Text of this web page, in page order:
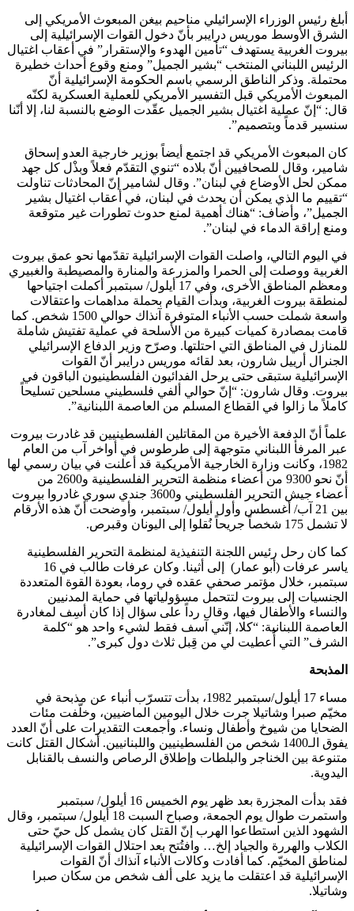
أبلغ رئيس الوزراء الإسرائيلي مناحيم بيغن المبعوث الأمريكي إلى
الشرق الأوسط موريس درايبر بأنّ دخول القوات الإسرائيلية إلى
بيروت الغربية يستهدف “تأمين الهدوء والإستقرار” في أعقاب اغتيال
الرئيس اللبناني المنتخب “بشير الجميل” ومنع وقوع أحداث خطيرة
محتملة. وذكر الناطق الرسمي باسم الحكومة الإسرائيلية أنّ
المبعوث الأمريكي قبل التفسير الأمريكي للعملية العسكرية لكنّه
قال: “إنّ عملية اغتيال بشير الجميل عقّدت الوضع بالنسبة لنا، إلا أنّنا
سنسير قدماً وبتصميم”.
كان المبعوث الأمريكي قد اجتمع أيضاً بوزير خارجية العدو إسحاق
شامير، وقال للصحافيين أنّ بلاده “تنوي التقدّم فعلاً وبذْل كل جهد
ممكن لحل الأوضاع في لبنان”. وقال لشامير إنّ المحادثات تناولت
“تقييم ما الذي يمكن أن يحدث في لبنان، في أعقاب اغتيال بشير
الجميل”، وأضاف: “هناك أهمية لمنع حدوث تطورات غير متوقعة
ومنع إراقة الدماء في لبنان”.
في اليوم التالي، واصلت القوات الإسرائيلية تقدّمها نحو عمق بيروت
الغربية ووصلت إلى الحمرا والمزرعة والمنارة والمصيطبة والغبيري
ومعظم المناطق الأخرى، وفي 17 أيلول/ سبتمبر أكملت اجتياحها
لمنطقة بيروت الغربية، وبدأت القيام بحملة مداهمات واعتقالات
واسعة شملت حسب الأنباء المتوفرة آنذاك حوالي 1500 شخص. كما
قامت بمصادرة كميات كبيرة من الأسلحة في عملية تفتيش شاملة
للمنازل في المناطق التي احتلتها. وصرّح وزير الدفاع الإسرائيلي
الجنرال أرييل شارون، بعد لقائه موريس درايبر أنّ القوات
الإسرائيلية ستبقى حتى يرحل الفدائيون الفلسطينيون الباقون في
بيروت. وقال شارون: “إنّ حوالي ألفي فلسطيني مسلحين تسليحاً
كاملاً ما زالوا في القطاع المسلم من العاصمة اللبنانية”.
علماً أنّ الدفعة الأخيرة من المقاتلين الفلسطينيين قد غادرت بيروت
عبر المرفأ اللبناني متوجهة إلى طرطوس في أواخر آب من العام
1982، وكانت وزارة الخارجية الأمريكية قد أعلنت في بيان رسمي لها
أنّ نحو 9300 من أعضاء منظمة التحرير الفلسطينية و2600 من
أعضاء جيش التحرير الفلسطيني و3600 جندي سوري غادروا بيروت
بين 21 آب/ أغسطس وأول أيلول/ سبتمبر، وأوضحت أنّ هذه الأرقام
لا تشمل 175 شخصاً جريحاً نُقلوا إلى اليونان وقبرص.
كما كان رحل رئيس اللجنة التنفيذية لمنظمة التحرير الفلسطينية
ياسر عرفات (أبو عمار) إلى أثينا. وكان عرفات طالب في 16
سبتمبر، خلال مؤتمر صحفي عقده في روما، بعودة القوة المتعددة
الجنسيات إلى بيروت لتتحمل مسؤولياتها في حماية المدنيين
والنساء والأطفال فيها، وقال رداً على سؤال إذا كان أسِف لمغادرة
العاصمة اللبنانية: “كلا، إنّني آسف فقط لشيء واحد هو “كلمة
الشرف” التي أُعطيت لي من قِبل ثلاث دول كبرى”.
المذبحة
مساء 17 أيلول/سبتمبر 1982، بدأت تتسرّب أنباء عن مذبحة في
مخيّم صبرا وشاتيلا جرت خلال اليومين الماضيين، وخلّفت مئات
الضحايا من شيوخ وأطفال ونساء. وأجمعت التقديرات على أنّ العدد
يفوق الـ1400 شخص من الفلسطينيين واللبنانيين. أشكال القتل كانت
متنوعة بين الخناجر والبلطات وإطلاق الرصاص والنسف بالقنابل
اليدوية.
فقد بدأت المجزرة بعد ظهر يوم الخميس 16 أيلول/ سبتمبر
واستمرت طوال يوم الجمعة، وصباح السبت 18 أيلول/ سبتمبر، وقال
الشهود الذين استطاعوا الهرب إنّ القتل كان يشمل كل حيّ حتى
الكلاب والهررة والجياد إلخ… وافتُتح بعد احتلال القوات الإسرائيلية
لمناطق المخيّم. كما أفادت وكالات الأنباء آنذاك أنّ القوات
الإسرائيلية قد اعتقلت ما يزيد على ألف شخص من سكان صبرا
وشاتيلا.